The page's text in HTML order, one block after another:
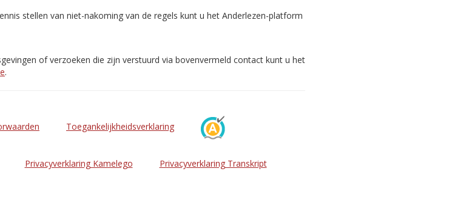
stellen van niet-nakoming van de regels kunt u het Anderlezen-platform
of verzoeken die zijn verstuurd via bovenvermeld contact kunt u het
.
Toegankelijkheidsverklaring
Privacyverklaring Kamelego Privacyverklaring Transkript